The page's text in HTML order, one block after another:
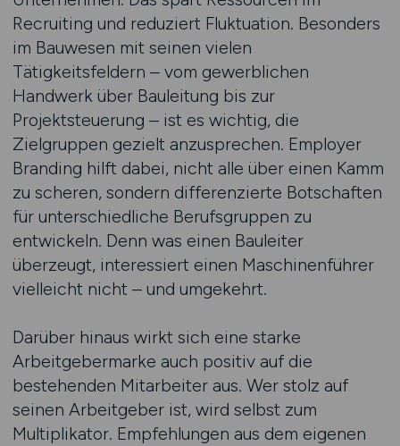
Recruiting und reduziert Fluktuation. Besonders
im Bauwesen mit seinen vielen
Tätigkeitsfeldern – vom gewerblichen
Handwerk über Bauleitung bis zur
Projektsteuerung – ist es wichtig, die
Zielgruppen gezielt anzusprechen. Employer
Branding hilft dabei, nicht alle über einen Kamm
zu scheren, sondern differenzierte Botschaften
für unterschiedliche Berufsgruppen zu
entwickeln. Denn was einen Bauleiter
überzeugt, interessiert einen Maschinenführer
vielleicht nicht – und umgekehrt.
Darüber hinaus wirkt sich eine starke
Arbeitgebermarke auch positiv auf die
bestehenden Mitarbeiter aus. Wer stolz auf
seinen Arbeitgeber ist, wird selbst zum
Multiplikator. Empfehlungen aus dem eigenen